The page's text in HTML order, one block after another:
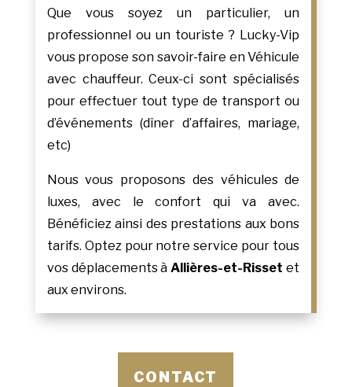
Que vous soyez un particulier, un
professionnel ou un touriste ? Lucky-Vip
vous propose son savoir-faire en Véhicule
avec chauffeur. Ceux-ci sont spécialisés
pour effectuer tout type de transport ou
d’événements (dîner d’affaires, mariage,
etc)
Nous vous proposons des véhicules de
luxes, avec le confort qui va avec.
Bénéficiez ainsi des prestations aux bons
tarifs. Optez pour notre service pour tous
vos déplacements àAllières-et-Risset et
aux environs.
CONTACT